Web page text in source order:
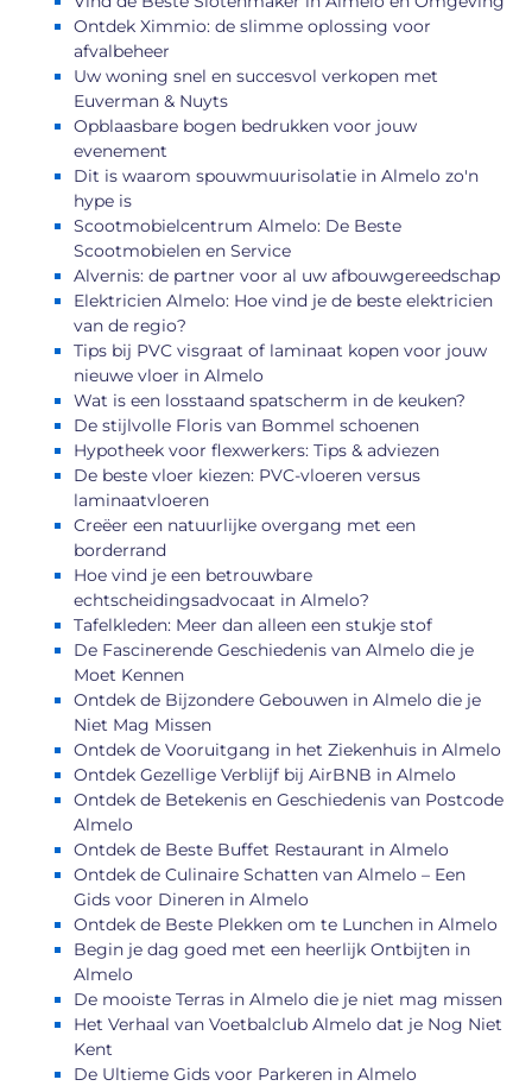
Ontdek Ximmio: de slimme oplossing voor
afvalbeheer
Uw woning snel en succesvol verkopen met
Euverman & Nuyts
Opblaasbare bogen bedrukken voor jouw
evenement
Dit is waarom spouwmuurisolatie in Almelo zo'n
hype is
Scootmobielcentrum Almelo: De Beste
Scootmobielen en Service
Alvernis: de partner voor al uw afbouwgereedschap
Elektricien Almelo: Hoe vind je de beste elektricien
van de regio?
Tips bij PVC visgraat of laminaat kopen voor jouw
nieuwe vloer in Almelo
Wat is een losstaand spatscherm in de keuken?
De stijlvolle Floris van Bommel schoenen
Hypotheek voor flexwerkers: Tips & adviezen
De beste vloer kiezen: PVC-vloeren versus
laminaatvloeren
Creëer een natuurlijke overgang met een
borderrand
Hoe vind je een betrouwbare
echtscheidingsadvocaat in Almelo?
Tafelkleden: Meer dan alleen een stukje stof
De Fascinerende Geschiedenis van Almelo die je
Moet Kennen
Ontdek de Bijzondere Gebouwen in Almelo die je
Niet Mag Missen
Ontdek de Vooruitgang in het Ziekenhuis in Almelo
Ontdek Gezellige Verblijf bij AirBNB in Almelo
Ontdek de Betekenis en Geschiedenis van Postcode
Almelo
Ontdek de Beste Buffet Restaurant in Almelo
Ontdek de Culinaire Schatten van Almelo – Een
Gids voor Dineren in Almelo
Ontdek de Beste Plekken om te Lunchen in Almelo
Begin je dag goed met een heerlijk Ontbijten in
Almelo
De mooiste Terras in Almelo die je niet mag missen
Het Verhaal van Voetbalclub Almelo dat je Nog Niet
Kent
De Ultieme Gids voor Parkeren in Almelo